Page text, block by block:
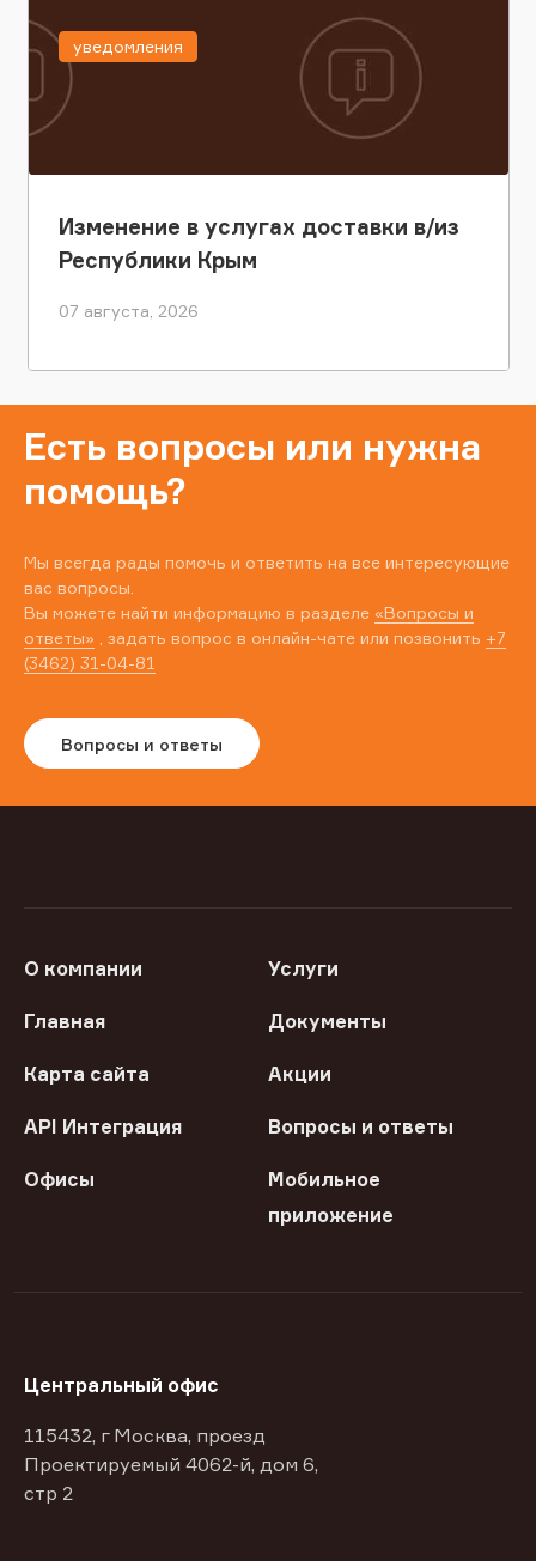
Изменение в услугах доставки в/из
Республики Крым
07 августа, 2026
уведомления
Есть вопросы или нужна
помощь?
Мы всегда рады помочь и ответить на все интересующие
вас вопросы.
Вы можете найти информацию в разделе «Вопросы и
ответы» , задать вопрос в онлайн-чате или позвонить +7
(3462) 31-04-81
Вопросы и ответы
О компании Услуги
Главная Документы
Карта сайта Акции
API Интеграция Вопросы и ответы
Офисы
Мобильное
приложение
Центральный офис
115432, г Москва, проезд
Проектируемый 4062-й, дом 6,
стр 2